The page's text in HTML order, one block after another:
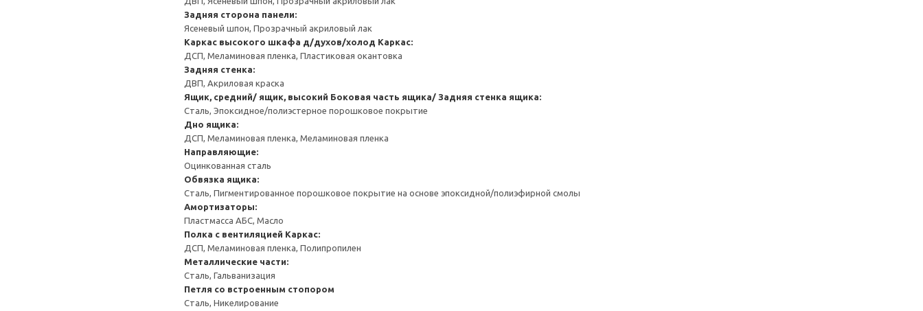
Задняя сторона панели:
Ясеневый шпон, Прозрачный акриловый лак
Каркас высокого шкафа д/духов/холод Каркас:
ДСП, Меламиновая пленка, Пластиковая окантовка
Задняя стенка:
ДВП, Акриловая краска
Ящик, средний/ ящик, высокий Боковая часть ящика/ Задняя стенка ящика:
Сталь, Эпоксидное/полиэстерное порошковое покрытие
Дно ящика:
ДСП, Меламиновая пленка, Меламиновая пленка
Направляющие:
Оцинкованная сталь
Обвязка ящика:
Сталь, Пигментированное порошковое покрытие на основе эпоксидной/полиэфирной смолы
Амортизаторы:
Пластмасса АБС, Масло
Полка с вентиляцией Каркас:
ДСП, Меламиновая пленка, Полипропилен
Металлические части:
Сталь, Гальванизация
Петля со встроенным стопором
Сталь, Никелирование